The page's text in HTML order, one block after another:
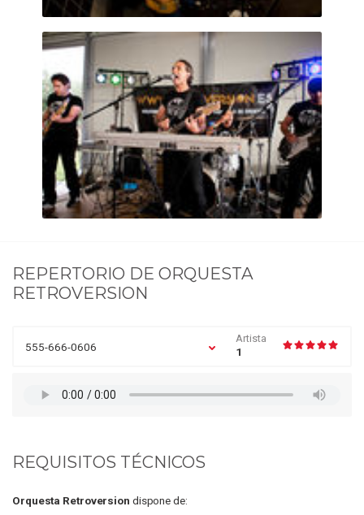
REPERTORIO DE ORQUESTA
RETROVERSION
555-666-0606
Artista
1
REQUISITOS TÉCNICOS
Orquesta Retroversion dispone de: